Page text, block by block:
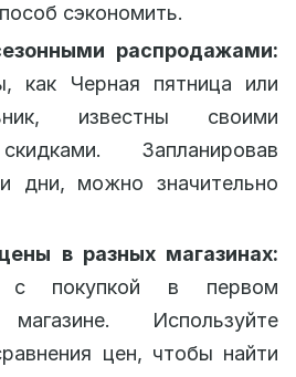
сэкономить.
распродажами:
как Черная пятница или
известны своими
Запланировав
дни, можно значительно
в разных магазинах:
с покупкой в первом
Используйте
цен, чтобы найти